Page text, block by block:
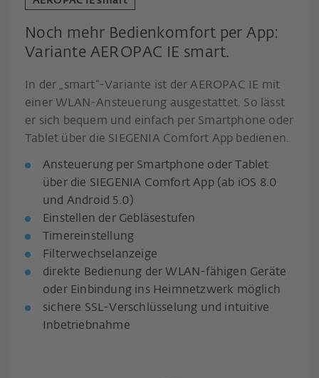
Noch mehr Bedienkomfort per App:
Variante AEROPAC IE smart.
In der „smart“-Variante ist der AEROPAC IE mit
einer WLAN-Ansteuerung ausgestattet. So lässt
er sich bequem und einfach per Smartphone oder
Tablet über die SIEGENIA Comfort App bedienen.
Ansteuerung per Smartphone oder Tablet
über die SIEGENIA Comfort App (ab iOS 8.0
und Android 5.0)
Einstellen der Gebläsestufen
Timereinstellung
Filterwechselanzeige
direkte Bedienung der WLAN-fähigen Geräte
oder Einbindung ins Heimnetzwerk möglich
sichere SSL-Verschlüsselung und intuitive
Inbetriebnahme